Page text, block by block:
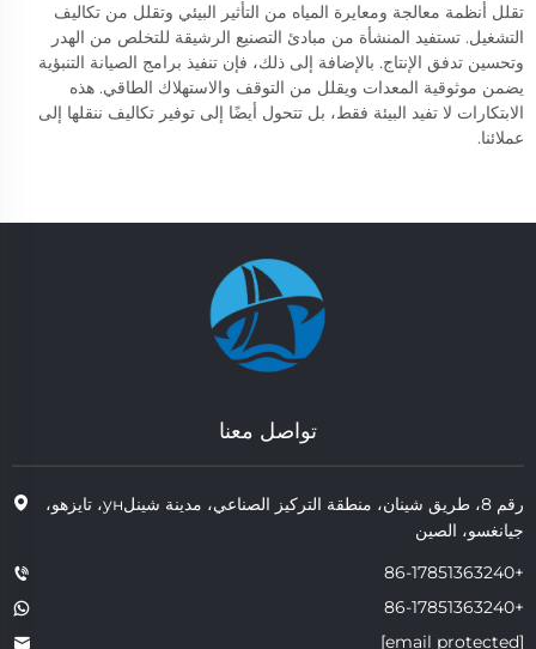
تقلل أنظمة معالجة ومعايرة المياه من التأثير البيئي وتقلل من تكاليف
التشغيل. تستفيد المنشأة من مبادئ التصنيع الرشيقة للتخلص من الهدر
وتحسين تدفق الإنتاج. بالإضافة إلى ذلك، فإن تنفيذ برامج الصيانة التنبؤية
يضمن موثوقية المعدات ويقلل من التوقف والاستهلاك الطاقي. هذه
الابتكارات لا تفيد البيئة فقط، بل تتحول أيضًا إلى توفير تكاليف ننقلها إلى
عملائنا.
تواصل معنا
رقم 8، طريق شينان، منطقة التركيز الصناعي، مدينة شينلун، تايزهو،
جيانغسو، الصين
+86-17851363240
+86-17851363240